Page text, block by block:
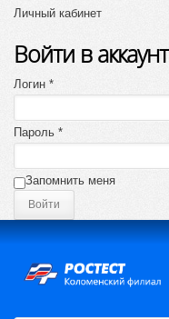
Личный кабинет
Войти в аккаунт
Логин *
Пароль *
Запомнить меня